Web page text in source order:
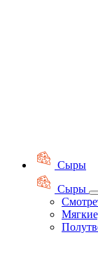
Сыры
Сыры